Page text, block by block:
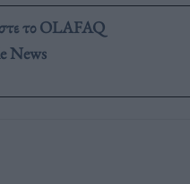
το OLAFAQ
News